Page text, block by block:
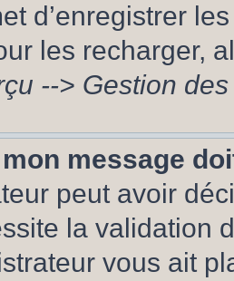
d’enregistrer
les recharger,
--> Gestion
message
peut avoir
la validation
vous ait